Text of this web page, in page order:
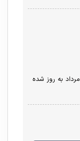
قیمت محصولات سایت امروز ،جمعه ۱۶ مرداد به روز شده